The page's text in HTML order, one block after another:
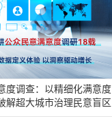
度调查：以精细化满意度
解超大城市治理民意盲区